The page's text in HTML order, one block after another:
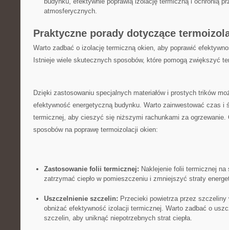
atmosferycznych.
Praktyczne porady​ dotyczące
Warto zadbać o izolację termiczną okien, aby poprawić⁢
⁣Istnieje ​wiele skutecznych​ sposobów, ⁤które pomogą zwiększyć
Dzięki ‌zastosowaniu specjalnych materiałów⁤ i prostych trików
efektywność energetyczną budynku. ​Warto zainwestować‌ czas ​i
termicznej, aby ‌cieszyć się‍ niższymi ‍rachunkami za ‌ogrzewanie.
⁤sposobów na poprawę termoizolacji ‌okien:
Zastosowanie folii termicznej: Naklejenie folii termicznej‌
zatrzymać ciepło⁣ w⁣ pomieszczeniu i ⁣zmniejszyć ⁢straty
Uszczelnienie szczelin: Przecieki ⁢powietrza przez
obniżać efektywność izolacji‍ termicznej. Warto zadbać ⁢o
szczelin, ⁤aby uniknąć niepotrzebnych strat ciepła.